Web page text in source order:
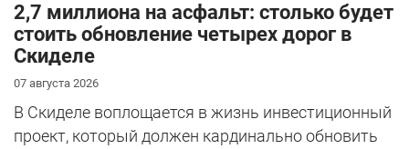
2,7 миллиона на асфальт: столько будет
стоить обновление четырех дорог в
Скиделе
07 августа 2026
В Скиделе воплощается в жизнь инвестиционный
проект, который должен кардинально обновить